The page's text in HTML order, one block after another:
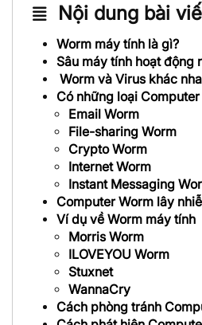
Nội dung bài
Worm máy tính là gì?
Sâu máy tính hoạt động
Worm và Virus khác
Có những loại
Email Worm
File-sharing Worm
Crypto Worm
Internet Worm
Instant Messaging
Computer Worm lây
Ví dụ về Worm máy tính
Morris Worm
ILOVEYOU Worm
Stuxnet
WannaCry
Cách phòng tránh